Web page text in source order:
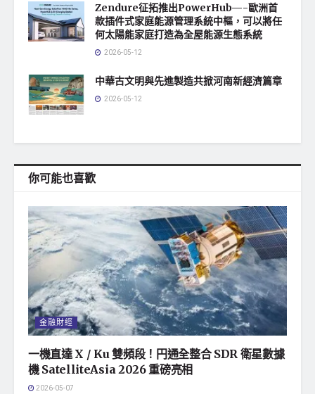
Zendure征拓推出PowerHub—-歐洲首
款插件式家庭能源管理系統中樞，可以將任
何太陽能家庭打造為全屋能源生態系統
2026-05-12
中華古文明與先進製造共掀河南新經濟篇章
2026-05-12
你可能也喜歡
金融財經
一機直達 X / Ku 雙頻段！円通全整合 SDR 衛星數據
機 SatelliteAsia 2026 重磅亮相
2026-05-07